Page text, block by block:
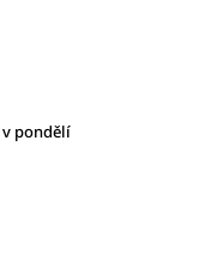
v pondělí